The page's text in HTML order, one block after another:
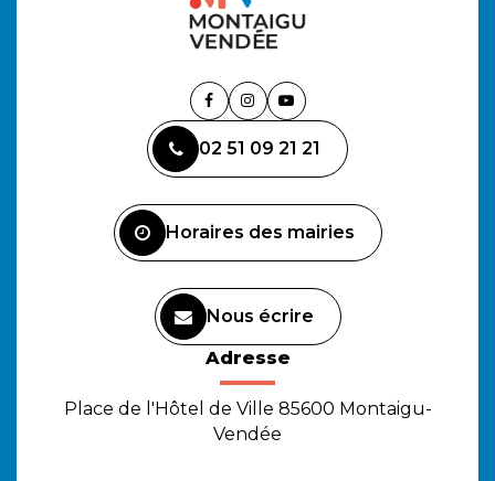
Lien
le
compte
Lien
le
compte
Lien
la
chaîne
02 51 09 21 21
Horaires des mairies
Nous écrire
Adresse
Place de l'Hôtel de Ville 85600 Montaigu-
Vendée